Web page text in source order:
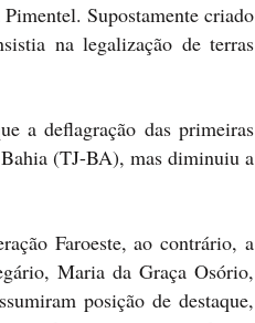
Supostamente criado
na legalização de terras
a deflagração das primeiras
(TJ-BA), mas diminuiu a
Faroeste, ao contrário, a
Maria da Graça Osório,
posição de destaque,